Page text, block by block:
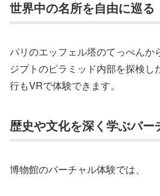
世界中の名所を自由に巡る
パリのエッフェル塔のてっぺんか
ジプトのピラミッド内部を探検し
行もVRで体験できます。
歴史や文化を深く学ぶバー
博物館のバーチャル体験では、